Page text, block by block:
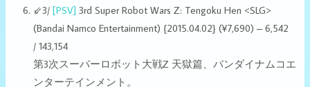
⇙3/ [PSV] 3rd Super Robot Wars Z: Tengoku Hen <SLG>
(Bandai Namco Entertainment) {2015.04.02} (¥7,690) – 6,542
/ 143,154
第3次スーパーロボット大戦Z 天獄篇、バンダイナムコエ
ンターテインメント。